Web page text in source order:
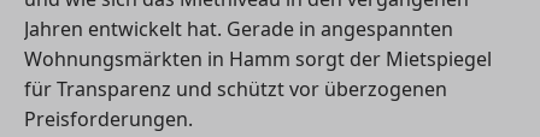
Jahren entwickelt hat. Gerade in angespannten
Wohnungsmärkten in Hamm sorgt der Mietspiegel
für Transparenz und schützt vor überzogenen
Preisforderungen.